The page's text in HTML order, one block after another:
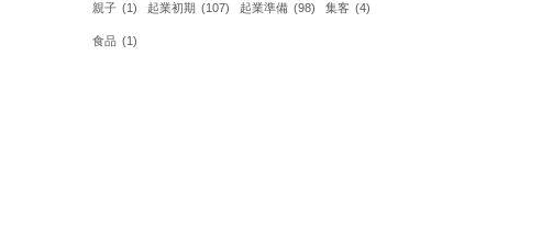
親子 (1) 起業初期 (107) 起業準備 (98) 集客 (4)
食品 (1)